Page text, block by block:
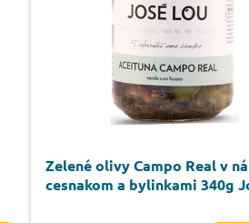
Zelené olivy Campo Real v
cesnakom a bylinkami 340g